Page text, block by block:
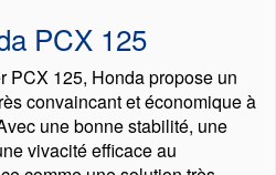
PCX 125
PCX 125, Honda propose un
convaincant et économique à
une bonne stabilité, une
vivacité efficace au